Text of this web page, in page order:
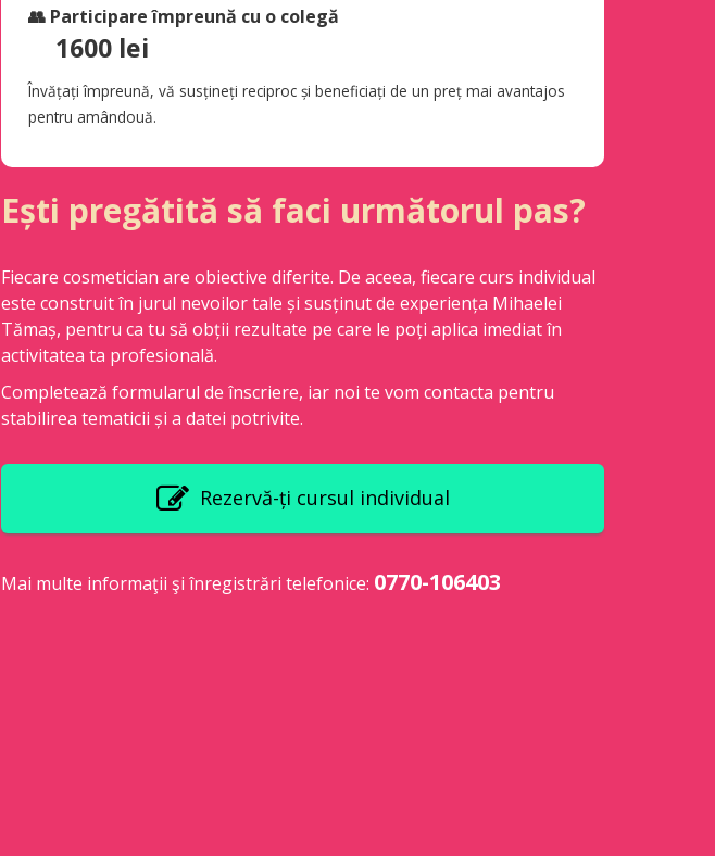
👥 Participare împreună cu o colegă
1600 lei
Învățați împreună, vă susțineți reciproc și beneficiați de un preț mai avantajos
pentru amândouă.
Ești pregătită să faci următorul pas?
Fiecare cosmetician are obiective diferite. De aceea, fiecare curs individual
este construit în jurul nevoilor tale și susținut de experiența Mihaelei
Tămaș, pentru ca tu să obții rezultate pe care le poți aplica imediat în
activitatea ta profesională.
Completează formularul de înscriere, iar noi te vom contacta pentru
stabilirea tematicii și a datei potrivite.
Rezervă-ți cursul individual
Mai multe informaţii şi înregistrări telefonice: 0770-106403